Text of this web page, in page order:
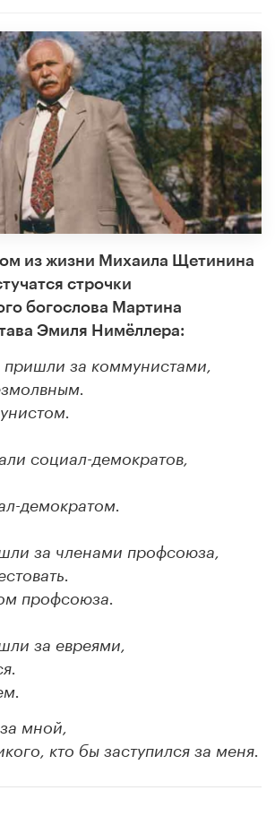
из жизни Михаила Щетинина
строчки
богослова Мартина
Эмиля Нимёллера:
пришли за коммунистами,
социал-демократов,
демократом.
за членами профсоюза,
профсоюза.
за евреями,
мной,
кто бы заступился за меня.